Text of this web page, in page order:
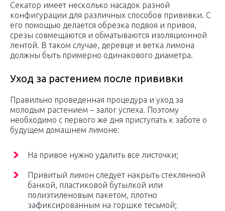
Секатор имеет несколько насадок разной
конфигурации для различных способов прививки. С
его помощью делается обрезка подвоя и привоя,
срезы совмещаются и обматываются изоляционной
лентой. В таком случае, деревце и ветка лимона
должны быть примерно одинакового диаметра.
Уход за растением после прививки
Правильно проведенная процедура и уход за
молодым растением – залог успеха. Поэтому
необходимо с первого же дня приступать к заботе о
будущем домашнем лимоне:
На привое нужно удалить все листочки;
Привитый лимон следует накрыть стеклянной
банкой, пластиковой бутылкой или
полиэтиленовым пакетом, плотно
зафиксированным на горшке тесьмой;